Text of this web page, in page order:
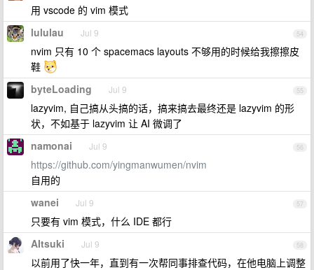
用 vscode 的 vim 模式
54
lululau Jul 9
nvim 只有 10 个 spacemacs layouts 不够用的时候给我擦擦皮
鞋
55
byteLoading Jul 9
lazyvim, 自己搞从头搞的话，搞来搞去最终还是 lazyvim 的形
状，不如基于 lazyvim 让 AI 微调了
56
namonai Jul 9
https://github.com/yingmanwumen/nvim
自用的
57
wanei Jul 9
只要有 vim 模式，什么 IDE 都行
58
AItsuki Jul 9
以前用了快一年，直到有一次帮同事排查代码，在他电脑上调整